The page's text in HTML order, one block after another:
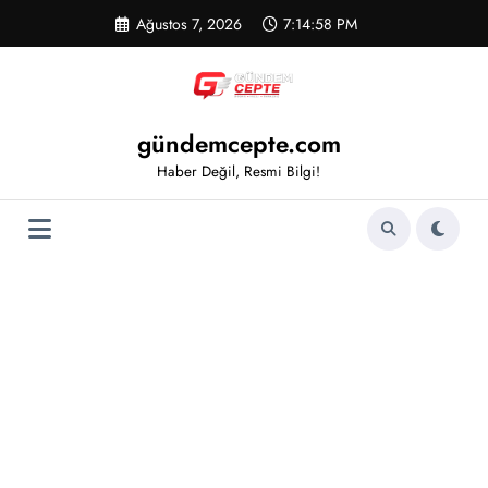
Ağustos 7, 2026 7:14:59 PM
gündemcepte.com
Haber Değil, Resmi Bilgi!